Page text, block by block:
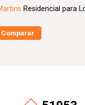
Residencial para
Comparar